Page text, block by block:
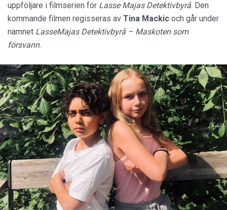
uppföljare i filmserien för Lasse Majas Detektivbyrå. Den
kommande filmen regisseras av Tina Mackic och går under
namnet LasseMajas Detektivbyrå – Maskoten som
försvann.